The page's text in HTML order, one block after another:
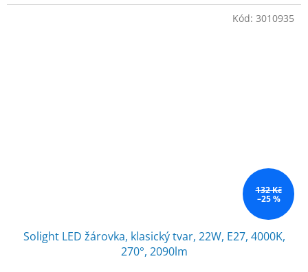
132 Kč
–25 %
Solight LED žárovka, klasický tvar, 22W, E27, 4000K,
270°, 2090lm
Kód: 3010935